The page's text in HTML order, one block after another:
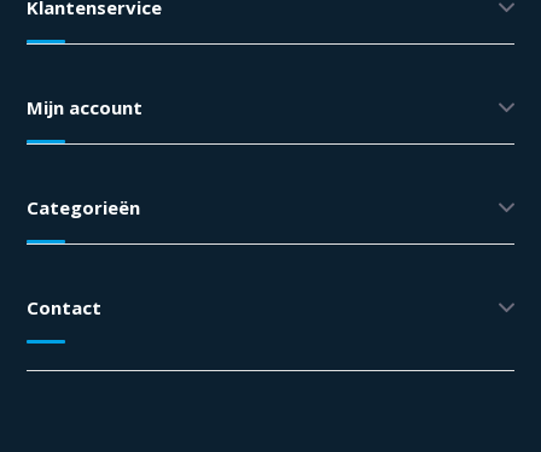
Klantenservice
Mijn account
Categorieën
Contact